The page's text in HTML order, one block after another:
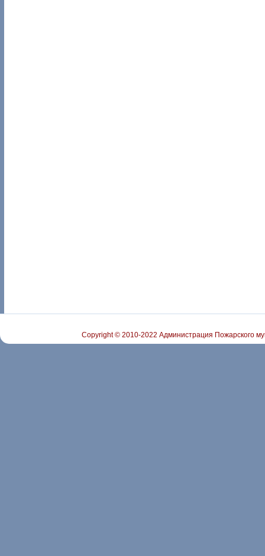
Copyright © 2010-2022 Администрация Пожарского